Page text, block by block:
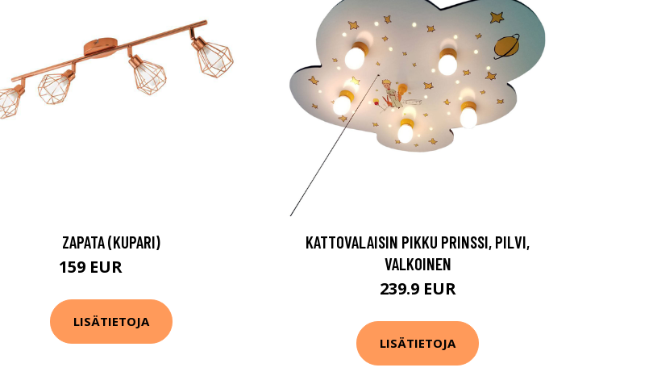
ZAPATA (KUPARI)
159 EUR
LISÄTIETOJA
KATTOVALAISIN PIKKU PRINSSI, PILVI,
VALKOINEN
239.9 EUR
LISÄTIETOJA